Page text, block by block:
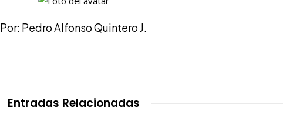
Por: Pedro Alfonso Quintero J.
Entradas Relacionadas